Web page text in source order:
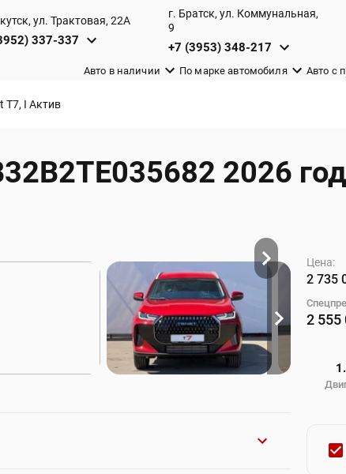
ул. Трактовая, 22А
337-337
г. Братск, ул. Коммунальная,
9
+7 (3953) 348-217
Авто в наличии По марке автомобиля Авто c
T7, I Актив
2026
Цена:
2 735
2 555